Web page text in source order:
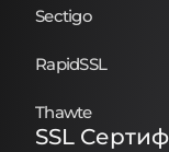
Sectigo
RapidSSL
Thawte
SSL